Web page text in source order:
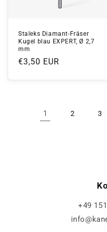
Staleks Diamant-Fräser
Kugel blau EXPERT, Ø 2,7
mm
Normaler
€3,50 EUR
1 2 3
+49